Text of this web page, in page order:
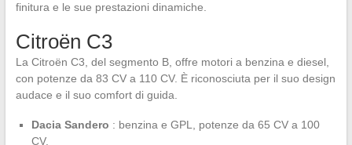
finitura e le sue prestazioni dinamiche.
Citroën C3
La Citroën C3, del segmento B, offre motori a benzina e diesel,
con potenze da 83 CV a 110 CV. È riconosciuta per il suo design
audace e il suo comfort di guida.
Dacia Sandero : benzina e GPL, potenze da 65 CV a 100
CV.